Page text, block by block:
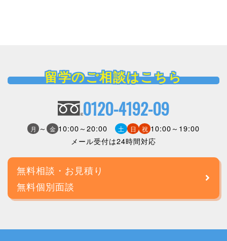
留学のご相談はこちら
0120-4192-09
月 ～ 金 10:00～20:00 土 日 祝 10:00～19:00
メール受付は24時間対応
無料相談・お見積り
無料個別面談